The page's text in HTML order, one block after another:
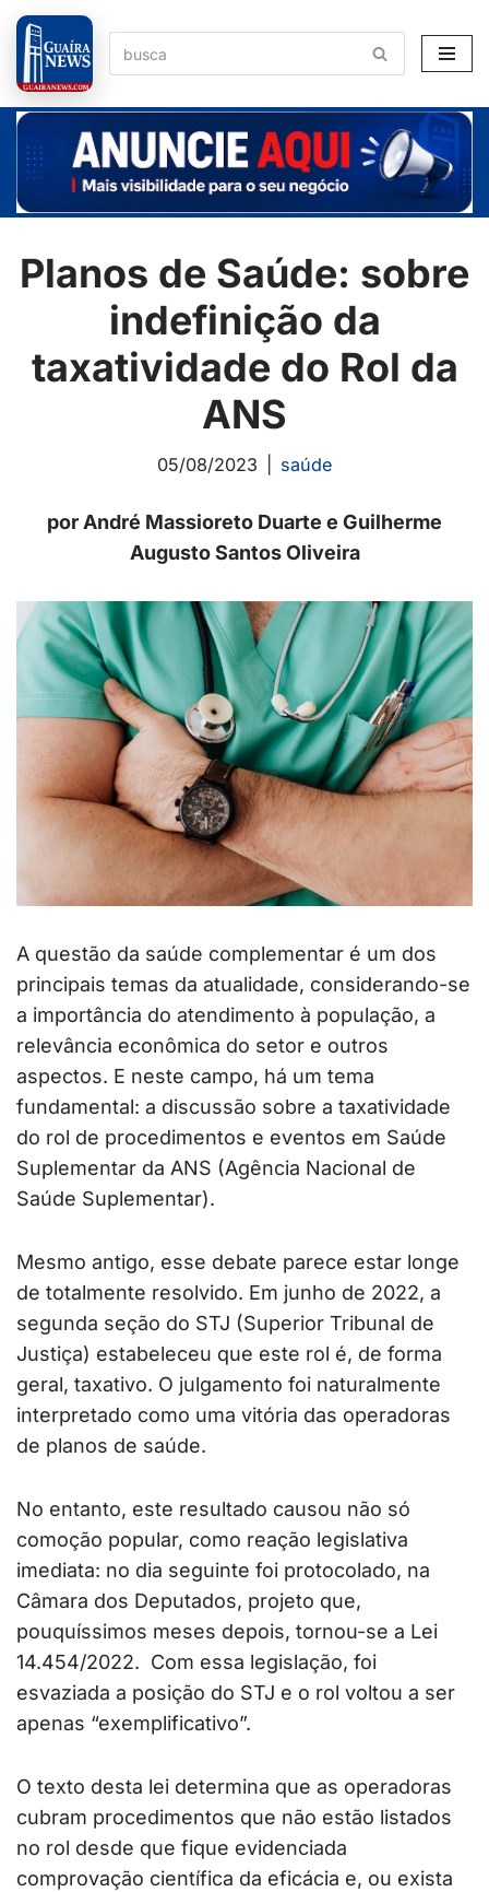
Pular
para
o
conteúdo
Planos de Saúde: sobre
indefinição da
taxatividade do Rol da
ANS
05/08/2023 saúde
por André Massioreto Duarte e Guilherme
Augusto Santos Oliveira
A questão da saúde complementar é um dos
principais temas da atualidade, considerando-se
a importância do atendimento à população, a
relevância econômica do setor e outros
aspectos. E neste campo, há um tema
fundamental: a discussão sobre a taxatividade
do rol de procedimentos e eventos em Saúde
Suplementar da ANS (Agência Nacional de
Saúde Suplementar).
Mesmo antigo, esse debate parece estar longe
de totalmente resolvido. Em junho de 2022, a
segunda seção do STJ (Superior Tribunal de
Justiça) estabeleceu que este rol é, de forma
geral, taxativo. O julgamento foi naturalmente
interpretado como uma vitória das operadoras
de planos de saúde.
No entanto, este resultado causou não só
comoção popular, como reação legislativa
imediata: no dia seguinte foi protocolado, na
Câmara dos Deputados, projeto que,
pouquíssimos meses depois, tornou-se a Lei
14.454/2022. Com essa legislação, foi
esvaziada a posição do STJ e o rol voltou a ser
apenas “exemplificativo”.
O texto desta lei determina que as operadoras
cubram procedimentos que não estão listados
no rol desde que fique evidenciada
comprovação científica da eficácia e, ou exista